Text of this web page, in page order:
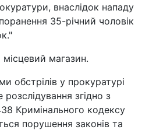
внаслідок нападу
35-річний чоловік
магазин.
обстрілів у прокуратурі
розслідування згідно з
Кримінального кодексу
порушення законів та